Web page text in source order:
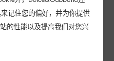
记住您的偏好，并为你提供
的性能以及提高我们对您兴